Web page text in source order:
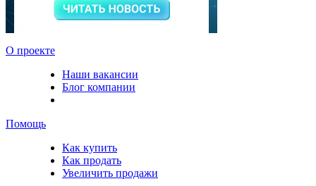
О проекте
Наши вакансии
Блог компании
Помощь
Как купить
Как продать
Увеличить продажи